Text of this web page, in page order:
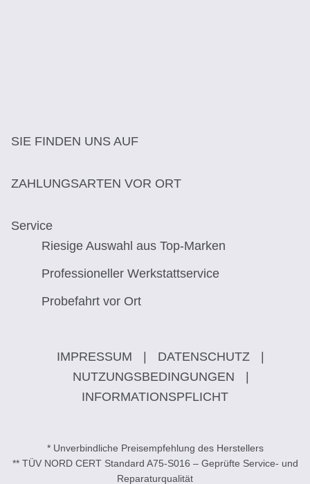
SIE FINDEN UNS AUF
ZAHLUNGSARTEN VOR ORT
Service
Riesige Auswahl aus Top-Marken
Professioneller Werkstattservice
Probefahrt vor Ort
IMPRESSUM DATENSCHUTZ
NUTZUNGSBEDINGUNGEN
INFORMATIONSPFLICHT
* Unverbindliche Preisempfehlung des Herstellers
** TÜV NORD CERT Standard A75-S016 – Geprüfte Service- und
Reparaturqualität